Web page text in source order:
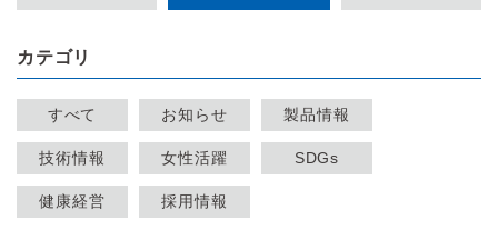
カテゴリ
すべて お知らせ 製品情報
技術情報 女性活躍 SDGs
健康経営 採用情報